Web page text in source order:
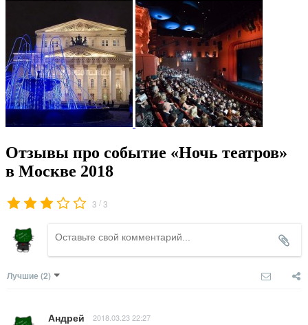
Отзывы про событие «Ночь театров»
в Москве 2018
3 /3
Лучшие (2)
Андрей 2018.03.23 22:27